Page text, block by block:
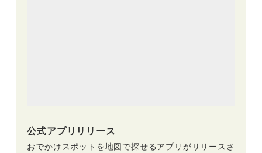
公式アプリリリース
おでかけスポットを地図で探せるアプリがリリースさ